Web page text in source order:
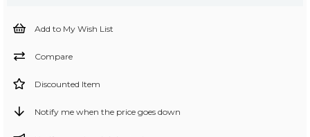
Add to My Wish List
Compare
Discounted Item
Notify me when the price goes down